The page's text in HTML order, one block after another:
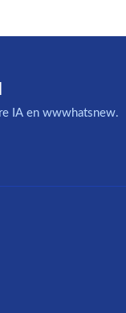
IA en wwwhatsnew.